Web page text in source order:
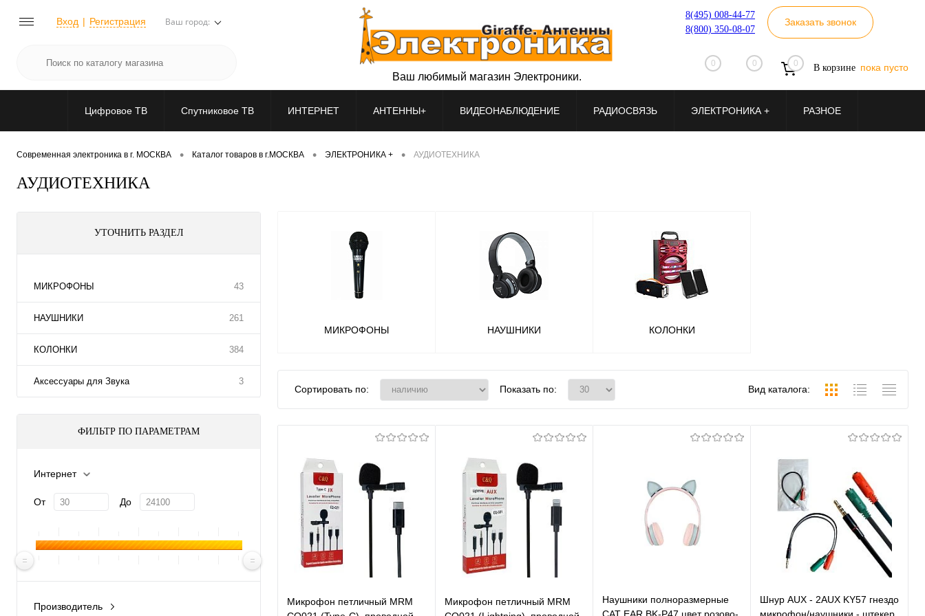
Вход Регистрация Ваш город:
8(495) 008-44-77
8(800) 350-08-07
Заказать звонок
0 0 0 В корзине пока пусто
Ваш любимый магазин Электроники.
Цифровое ТВ Спутниковое ТВ ИНТЕРНЕТ АНТЕННЫ+ ВИДЕОНАБЛЮДЕНИЕ РАДИОСВЯЗЬ ЭЛЕКТРОНИКА + РАЗНОЕ
Современная электроника в г. МОСКВА • Каталог товаров в г.МОСКВА • ЭЛЕКТРОНИКА + • АУДИОТЕХНИКА
АУДИОТЕХНИКА
УТОЧНИТЬ РАЗДЕЛ
МИКРОФОНЫ 43
НАУШНИКИ 261
КОЛОНКИ 384
Аксессуары для Звука 3
ФИЛЬТР ПО ПАРАМЕТРАМ
Интернет
От До
Производитель
МИКРОФОНЫ НАУШНИКИ КОЛОНКИ
Сортировать по: Показать по: Вид каталога:
Микрофон петличный MRM
Микрофон петличный MRM
Наушники полноразмерные
Шнур AUX - 2AUX KY57 гнездо